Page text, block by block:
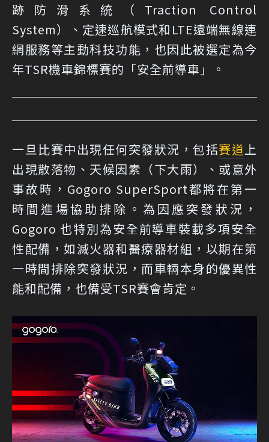
跡防滑系統（Traction Control
System）、定速巡航模式和LTE遠端無線連
網服務等主動科技功能，也因此被選定為今
年TSR機車錦標賽的「安全前導車」。
一旦比賽中出現任何突發狀況，包括賽道上
出現散落物、天候因素（下大雨）、或意外
事故時，Gogoro SuperSport都將在第一
時間進場協助排除。為因應突發狀況，
Gogoro 也特別為安全前導車裝載多項安全
性配備，如滅火器和醫療器材組，以期在第
一時間排除突發狀況，而車輛本身的優異性
能和配備，也備受TSR賽會肯定。